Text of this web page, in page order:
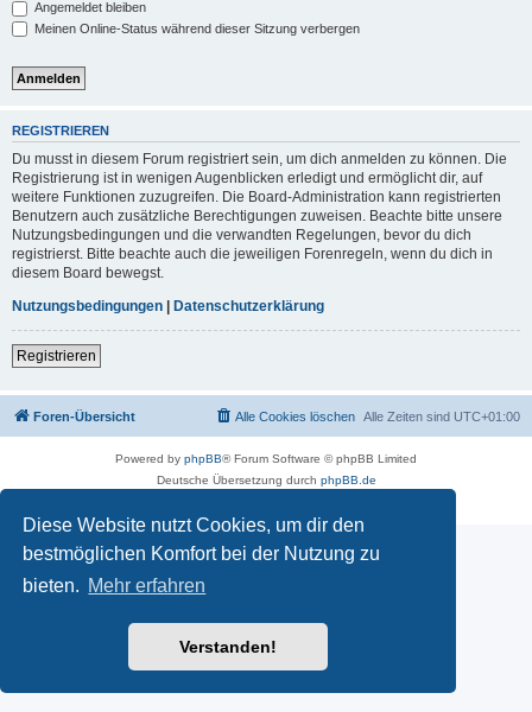
Diese Website nutzt Cookies, um dir den
bestmöglichen Komfort bei der Nutzung zu
bieten. Mehr erfahren
Verstanden!
Angemeldet bleiben
Meinen Online-Status während dieser Sitzung verbergen
REGISTRIEREN
Du musst in diesem Forum registriert sein, um dich anmelden zu können. Die
Registrierung ist in wenigen Augenblicken erledigt und ermöglicht dir, auf
weitere Funktionen zuzugreifen. Die Board-Administration kann registrierten
Benutzern auch zusätzliche Berechtigungen zuweisen. Beachte bitte unsere
Nutzungsbedingungen und die verwandten Regelungen, bevor du dich
registrierst. Bitte beachte auch die jeweiligen Forenregeln, wenn du dich in
diesem Board bewegst.
Nutzungsbedingungen | Datenschutzerklärung
Registrieren
Foren-Übersicht Alle Zeiten sind UTC+01:00
Alle Cookies löschen
Powered by phpBB® Forum Software © phpBB Limited
Deutsche Übersetzung durch phpBB.de